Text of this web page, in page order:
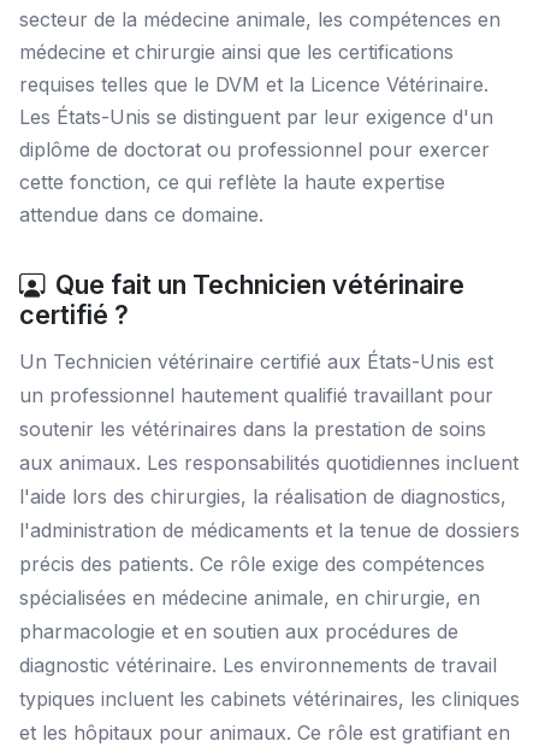
secteur de la médecine animale, les compétences en
médecine et chirurgie ainsi que les certifications
requises telles que le DVM et la Licence Vétérinaire.
Les États-Unis se distinguent par leur exigence d'un
diplôme de doctorat ou professionnel pour exercer
cette fonction, ce qui reflète la haute expertise
attendue dans ce domaine.
Que fait un Technicien vétérinaire
certifié ?
Un Technicien vétérinaire certifié aux États-Unis est
un professionnel hautement qualifié travaillant pour
soutenir les vétérinaires dans la prestation de soins
aux animaux. Les responsabilités quotidiennes incluent
l'aide lors des chirurgies, la réalisation de diagnostics,
l'administration de médicaments et la tenue de dossiers
précis des patients. Ce rôle exige des compétences
spécialisées en médecine animale, en chirurgie, en
pharmacologie et en soutien aux procédures de
diagnostic vétérinaire. Les environnements de travail
typiques incluent les cabinets vétérinaires, les cliniques
et les hôpitaux pour animaux. Ce rôle est gratifiant en